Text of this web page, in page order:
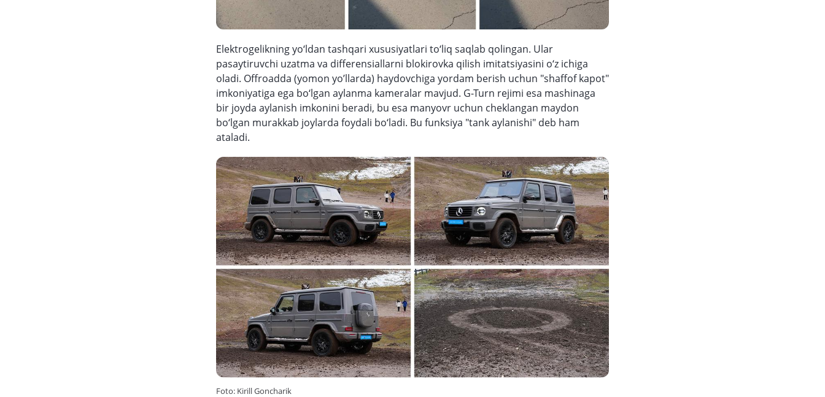
Elektrogelikning yo‘ldan tashqari xususiyatlari to‘liq saqlab qolingan. Ular
pasaytiruvchi uzatma va differensiallarni blokirovka qilish imitatsiyasini o‘z ichiga
oladi. Offroadda (yomon yo’llarda) haydovchiga yordam berish uchun "shaffof kapot"
imkoniyatiga ega bo‘lgan aylanma kameralar mavjud. G-Turn rejimi esa mashinaga
bir joyda aylanish imkonini beradi, bu esa manyovr uchun cheklangan maydon
bo‘lgan murakkab joylarda foydali bo‘ladi. Bu funksiya "tank aylanishi" deb ham
ataladi.
Foto: Kirill Goncharik